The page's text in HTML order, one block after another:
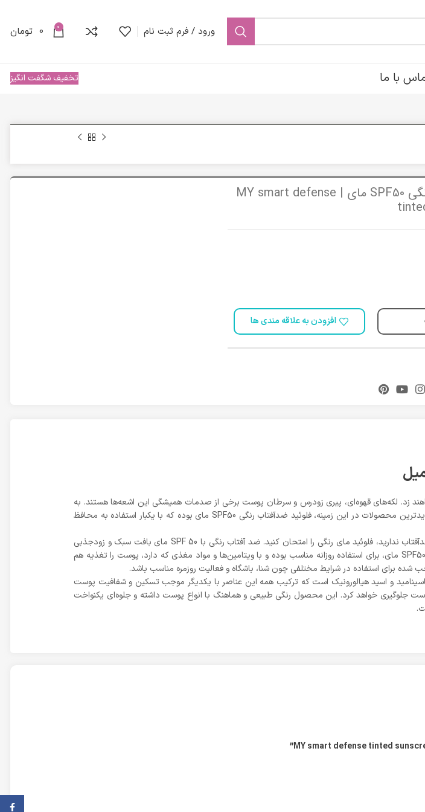
ورود / فرم ثبت نام 0
0 تومان
با ما تخفیف شگفت انگیز
فلوئید ضد‌آفتاب رنگی SPF50 مای | MY smart defense
افزودن به علاقه مندی ها
زد. لکه‌های قهوه‌ای، پیری زودرس و سرطان پوست برخی از صدمات همیشگی این اشعه‌ها هستند. به
همین دلیل دیگر استفاده از ضدآفتاب یک حق انتخاب نیست بلکه ضرورت است. یکی از جدید‌ترین محصولات در این زمینه، فلوئید ضد‌آفتاب رنگی SPF50 مای بوده که با یکبار استفاده به محافظ
اگر به دلیل حس سنگینی و چربی کرم‌های ضدآفتاب، تمایل چندانی به مصرف مداوم کرم ضدآفتاب ندارید، فلوئید مای رنگی را امتحان کنید. ضد آفتاب رنگی با SPF 50 مای بافت سبک و زودجذبی
داشته و حس چربی روی پوست ایجاد نخواهد کرد. فلوئید ضد آفتاب رنگی اسمارت دیفنس SPF50 مای، برای استفاده روزانه مناسب بوده و با ویتامین‌ها و مواد مغذی که دارد، پوست را تغذیه هم
برای استفاده در شرایط مختلفی چون شنا، باشگاه و فعالیت روزمره مناسب باشد.
نیاسینامید و اسید هیالورونیک است که ترکیب همه این عناصر با یکدیگر موجب تسکین و شفافیت پوست
جلوگیری خواهد کرد. این محصول رنگی طبیعی و هماهنگ با انواع پوست داشته و جلوه‌ای یکنواخت
فیس